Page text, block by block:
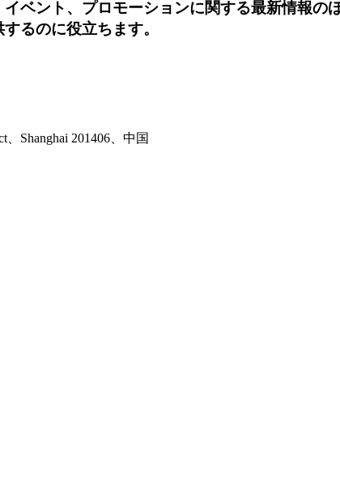
ベント、プロモーションに関する最新情報の
るのに役立ちます。
、Shanghai 201406、中国